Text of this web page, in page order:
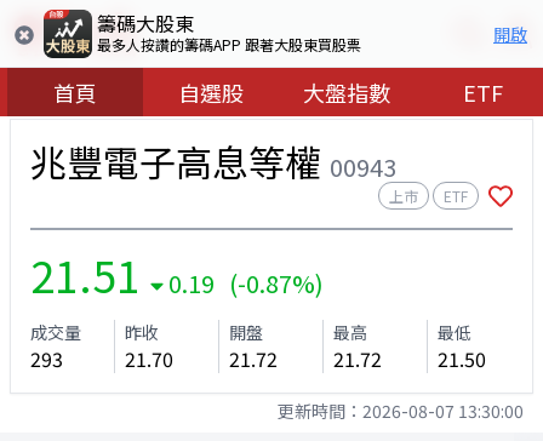
籌碼大股東
最多人按讚的籌碼APP 跟著大股東買股票 開啟
首頁 自選股 大盤指數 ETF
兆豐電子高息等權 00943
上市 ETF
21.51 0.19 (-0.87%)
成交量
293
昨收
21.70
開盤
21.72
最高
21.72
最低
21.50
更新時間： 2026-08-07 13:30:00